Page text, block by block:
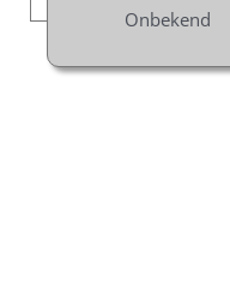
Onbekend